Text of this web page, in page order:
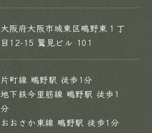
大阪府大阪市城東区鴫野東１丁
目12-15 鷲見ビル 101
片町線 鴫野駅 徒歩1分
地下鉄今里筋線 鴫野駅 徒歩1
分
おおさか東線 鴫野駅 徒歩1分